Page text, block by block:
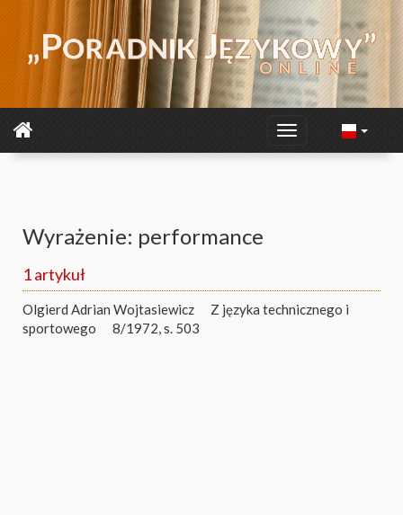
Wyrażenie: performance
1 artykuł
Olgierd Adrian Wojtasiewicz
Z języka technicznego i
sportowego
8/1972, s. 503